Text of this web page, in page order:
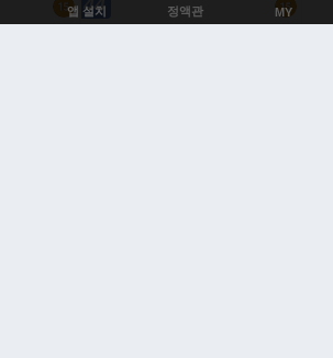
44
앱 설치 정액관 MY